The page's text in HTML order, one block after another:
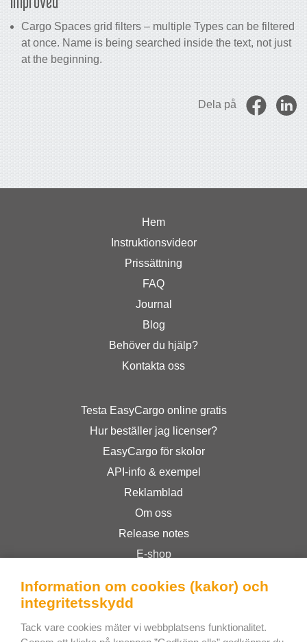
Cargo Spaces grid filters – multiple Types can be filtered
at once. Name is being searched inside the text, not just
at the beginning.
Dela på
Hem
Instruktionsvideor
Prissättning
FAQ
Journal
Blog
Behöver du hjälp?
Kontakta oss
Testa EasyCargo online gratis
Hur beställer jag licenser?
EasyCargo för skolor
API-info & exempel
Reklamblad
Om oss
Release notes
E-shop
Privacy Policy
Bee Interactive s.r.o.
Information om cookies (kakor) och
integritetsskydd
Tack vare cookies mäter vi webbplatsens funktionalitet.